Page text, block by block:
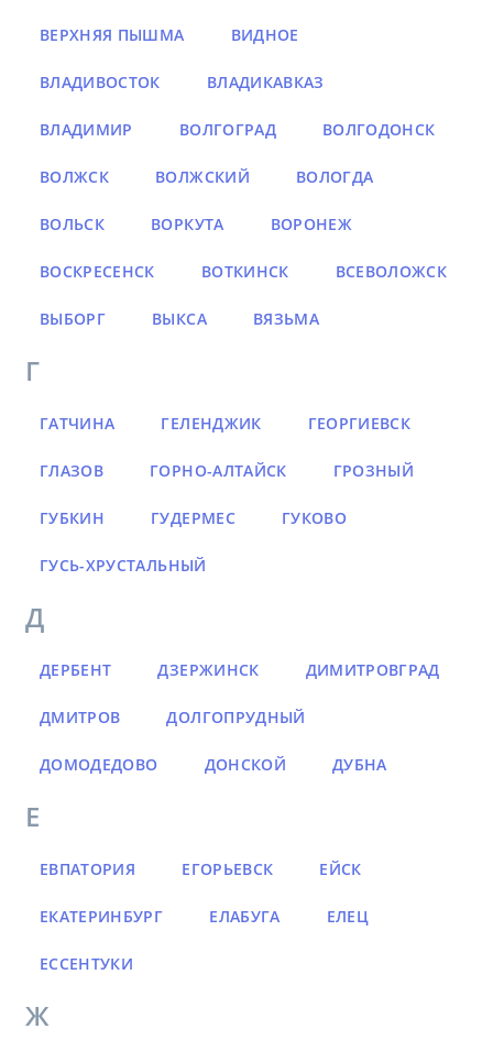
ВЕРХНЯЯ ПЫШМА ВИДНОЕ
ВЛАДИВОСТОК ВЛАДИКАВКАЗ
ВЛАДИМИР ВОЛГОГРАД ВОЛГОДОНСК
ВОЛЖСК ВОЛЖСКИЙ ВОЛОГДА
ВОЛЬСК ВОРКУТА ВОРОНЕЖ
ВОСКРЕСЕНСК ВОТКИНСК ВСЕВОЛОЖСК
ВЫБОРГ ВЫКСА ВЯЗЬМА
Г
ГАТЧИНА ГЕЛЕНДЖИК ГЕОРГИЕВСК
ГЛАЗОВ ГОРНО-АЛТАЙСК ГРОЗНЫЙ
ГУБКИН ГУДЕРМЕС ГУКОВО
ГУСЬ-ХРУСТАЛЬНЫЙ
Д
ДЕРБЕНТ ДЗЕРЖИНСК ДИМИТРОВГРАД
ДМИТРОВ ДОЛГОПРУДНЫЙ
ДОМОДЕДОВО ДОНСКОЙ ДУБНА
Е
ЕВПАТОРИЯ ЕГОРЬЕВСК ЕЙСК
ЕКАТЕРИНБУРГ ЕЛАБУГА ЕЛЕЦ
ЕССЕНТУКИ
Ж